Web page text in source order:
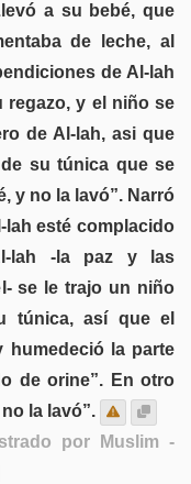
a su bebé, que
de leche, al
de Al-lah
regazo, y el niño se
de Al-lah, asi que
su túnica que se
y no la lavó”. Narró
lah esté complacido
lah -la paz y las
se le trajo un niño
túnica, así que el
humedeció la parte
de orine”. En otro
la lavó”.
por Muslim -